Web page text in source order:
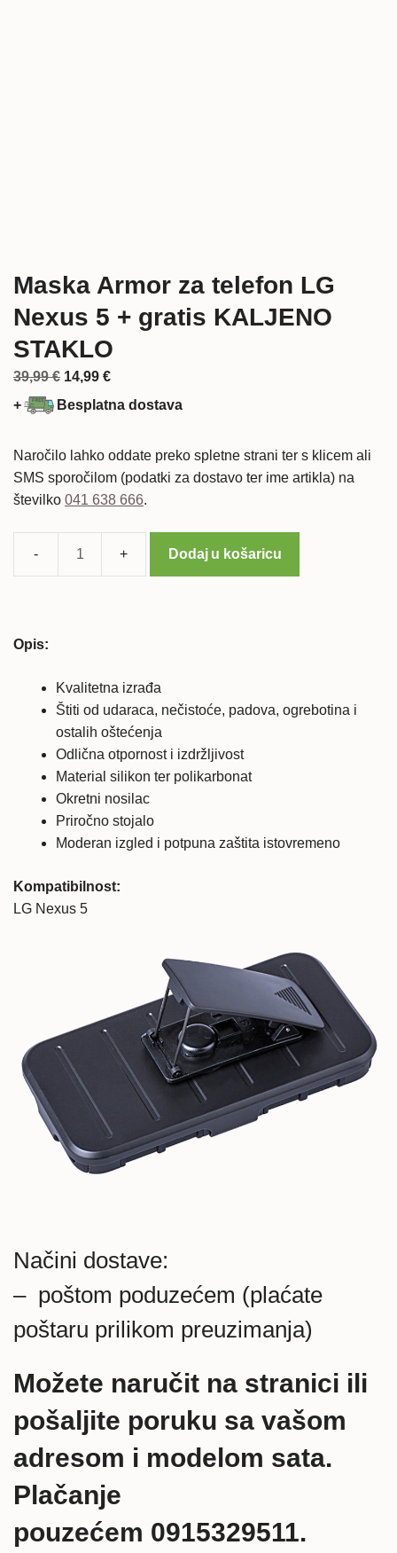
Maska Armor za telefon LG
Nexus 5 + gratis KALJENO
STAKLO
39,99€ Izvorna
cijena
39,99 €.
14,99 €Trenutna
cijena
+ Besplatna dostava
Naročilo lahko oddate preko spletne strani ter s klicem ali
SMS sporočilom (podatki za dostavo ter ime artikla) na
številko 041 638 666.
Maska
5
+
gratis
KALJENO
STAKLO
količina
Dodaj u košaricu
Opis:
Kvalitetna izrađa
Štiti od udaraca, nečistoće, padova, ogrebotina i
ostalih oštećenja
Odlična otpornost i izdržljivost
Material silikon ter polikarbonat
Okretni nosilac
Priročno stojalo
Moderan izgled i potpuna zaštita istovremeno
Kompatibilnost:
LG Nexus 5
Načini dostave:
– poštom poduzećem (plaćate
poštaru prilikom preuzimanja)
Možete naručit na stranici ili
pošaljite poruku sa vašom
adresom i modelom sata.
Plačanje
pouzećem 0915329511.